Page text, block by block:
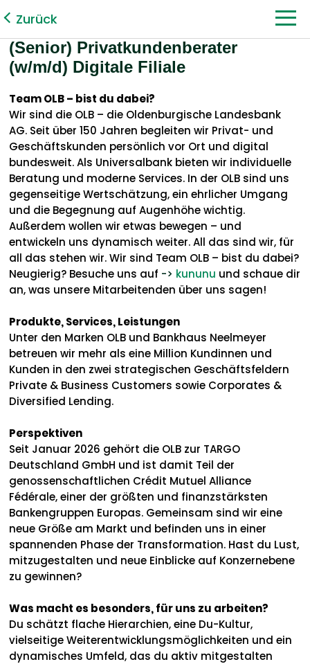
Zurück
(Senior) Privatkundenberater
(w/m/d) Digitale Filiale
Team OLB – bist du dabei?
Wir sind die OLB – die Oldenburgische Landesbank
AG. Seit über 150 Jahren begleiten wir Privat- und
Geschäftskunden persönlich vor Ort und digital
bundesweit. Als Universalbank bieten wir individuelle
Beratung und moderne Services. In der OLB sind uns
gegenseitige Wertschätzung, ein ehrlicher Umgang
und die Begegnung auf Augenhöhe wichtig.
Außerdem wollen wir etwas bewegen – und
entwickeln uns dynamisch weiter. All das sind wir, für
all das stehen wir. Wir sind Team OLB – bist du dabei?
Neugierig? Besuche uns auf -> kununu und schaue dir
an, was unsere Mitarbeitenden über uns sagen!
Produkte, Services, Leistungen
Unter den Marken OLB und Bankhaus Neelmeyer
betreuen wir mehr als eine Million Kundinnen und
Kunden in den zwei strategischen Geschäftsfeldern
Private & Business Customers sowie Corporates &
Diversified Lending.
Perspektiven
Seit Januar 2026 gehört die OLB zur TARGO
Deutschland GmbH und ist damit Teil der
genossenschaftlichen Crédit Mutuel Alliance
Fédérale, einer der größten und finanzstärksten
Bankengruppen Europas. Gemeinsam sind wir eine
neue Größe am Markt und befinden uns in einer
spannenden Phase der Transformation. Hast du Lust,
mitzugestalten und neue Einblicke auf Konzernebene
zu gewinnen?
Was macht es besonders, für uns zu arbeiten?
Du schätzt flache Hierarchien, eine Du-Kultur,
vielseitige Weiterentwicklungsmöglichkeiten und ein
dynamisches Umfeld, das du aktiv mitgestalten